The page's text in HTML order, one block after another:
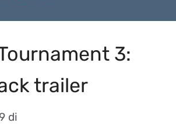
3:
trailer
di